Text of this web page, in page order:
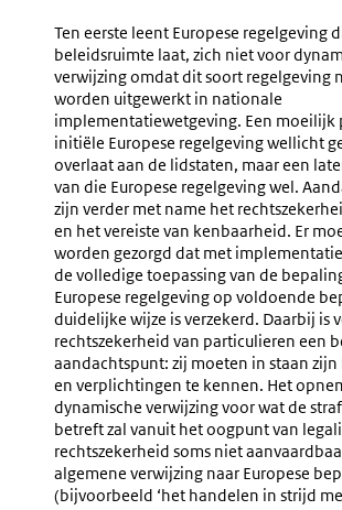
Ten eerste leent Europese regelgeving
beleidsruimte laat, zich niet voor
verwijzing omdat dit soort regelgeving
worden uitgewerkt in nationale
implementatiewetgeving. Een moeilijk
initiële Europese regelgeving wellicht
overlaat aan de lidstaten, maar een
van die Europese regelgeving wel.
zijn verder met name het
en het vereiste van kenbaarheid. Er
worden gezorgd dat met
de volledige toepassing van de
Europese regelgeving op voldoende
duidelijke wijze is verzekerd. Daarbij is
rechtszekerheid van particulieren een
aandachtspunt: zij moeten in staan
en verplichtingen te kennen. Het
dynamische verwijzing voor wat de
betreft zal vanuit het oogpunt van
rechtszekerheid soms niet
algemene verwijzing naar Europese
(bijvoorbeeld ‘het handelen in strijd